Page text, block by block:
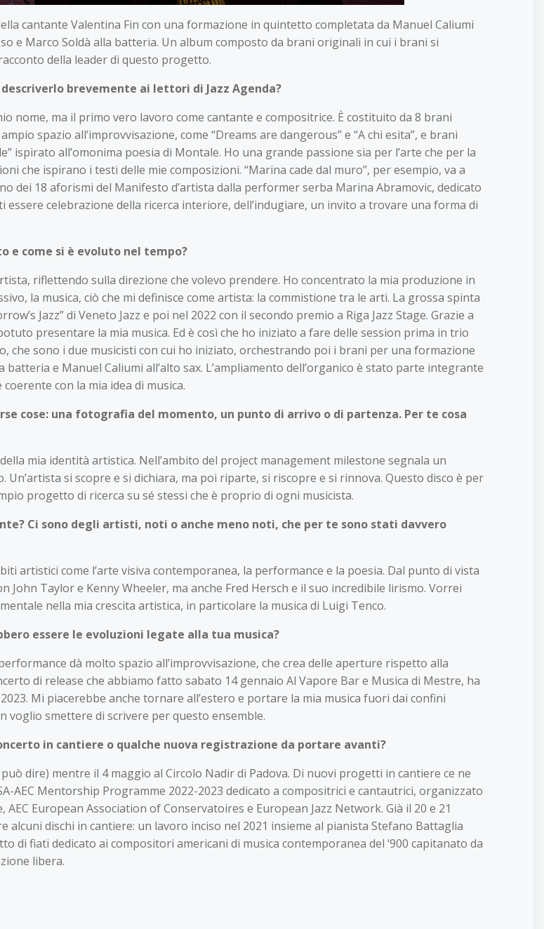
cantante Valentina Fin con una formazione in quintetto completata da Manuel Caliumi
e Marco Soldà alla batteria. Un album composto da brani originali in cui i brani si
della leader di questo progetto.
brevemente ai lettori di Jazz Agenda?
nome, ma il primo vero lavoro come cantante e compositrice. È costituito da 8 brani
spazio all’improvvisazione, come “Dreams are dangerous” e “A chi esita”, e brani
ispirato all’omonima poesia di Montale. Ho una grande passione sia per l’arte che per la
che ispirano i testi delle mie composizioni. “Marina cade dal muro”, per esempio, va a
dei 18 aforismi del Manifesto d’artista dalla performer serba Marina Abramovic, dedicato
celebrazione della ricerca interiore, dell’indugiare, un invito a trovare una forma di
e come si è evoluto nel tempo?
riflettendo sulla direzione che volevo prendere. Ho concentrato la mia produzione in
la musica, ciò che mi definisce come artista: la commistione tra le arti. La grossa spinta
Jazz” di Veneto Jazz e poi nel 2022 con il secondo premio a Riga Jazz Stage. Grazie a
presentare la mia musica. Ed è così che ho iniziato a fare delle session prima in trio
che sono i due musicisti con cui ho iniziato, orchestrando poi i brani per una formazione
e Manuel Caliumi all’alto sax. L’ampliamento dell’organico è stato parte integrante
con la mia idea di musica.
cose: una fotografia del momento, un punto di arrivo o di partenza. Per te cosa
mia identità artistica. Nell’ambito del project management milestone segnala un
si scopre e si dichiara, ma poi riparte, si riscopre e si rinnova. Questo disco è per
progetto di ricerca su sé stessi che è proprio di ogni musicista.
Ci sono degli artisti, noti o anche meno noti, che per te sono stati davvero
artistici come l’arte visiva contemporanea, la performance e la poesia. Dal punto di vista
Taylor e Kenny Wheeler, ma anche Fred Hersch e il suo incredibile lirismo. Vorrei
nella mia crescita artistica, in particolare la musica di Luigi Tenco.
essere le evoluzioni legate alla tua musica?
dà molto spazio all’improvvisazione, che crea delle aperture rispetto alla
di release che abbiamo fatto sabato 14 gennaio Al Vapore Bar e Musica di Mestre, ha
Mi piacerebbe anche tornare all’estero e portare la mia musica fuori dai confini
voglio smettere di scrivere per questo ensemble.
in cantiere o qualche nuova registrazione da portare avanti?
dire) mentre il 4 maggio al Circolo Nadir di Padova. Di nuovi progetti in cantiere ce ne
AEC Mentorship Programme 2022-2023 dedicato a compositrici e cantautrici, organizzato
European Association of Conservatoires e European Jazz Network. Già il 20 e 21
alcuni dischi in cantiere: un lavoro inciso nel 2021 insieme al pianista Stefano Battaglia
di fiati dedicato ai compositori americani di musica contemporanea del ‘900 capitanato da
libera.